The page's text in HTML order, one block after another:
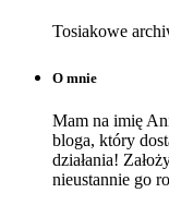
Tosiakowe
O mnie
Mam na imię
bloga, który
działania!
nieustannie go